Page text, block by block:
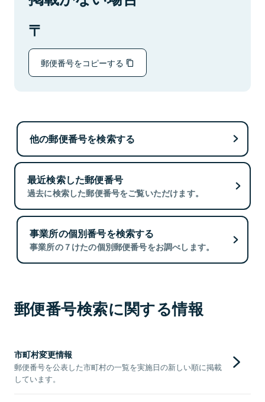
郵便番号をコピーする
他の郵便番号を検索する
最近検索した郵便番号
過去に検索した郵便番号をご覧いただけます。
事業所の個別番号を検索する
事業所の７けたの個別郵便番号をお調べします。
郵便番号検索に関する情報
市町村変更情報
郵便番号を公表した市町村の一覧を実施日の新しい順に掲載
しています。